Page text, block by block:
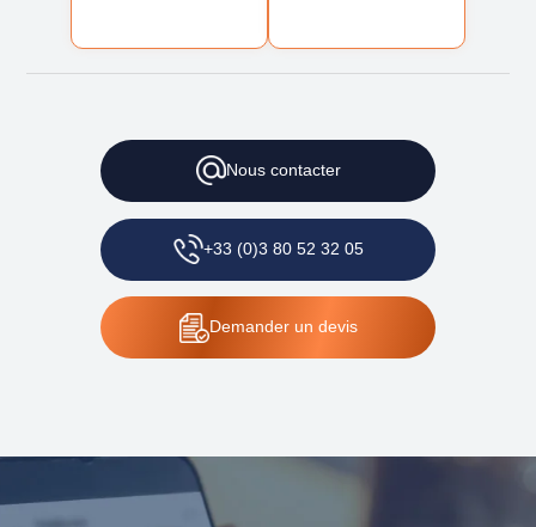
Nous contacter
+33 (0)3 80 52 32 05
Demander un devis